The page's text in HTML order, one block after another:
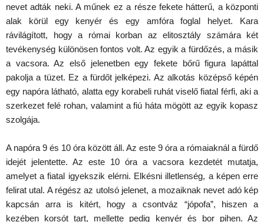
nevet adták neki. A műnek ez a része fekete hátterű, a központi
alak körül egy kenyér és egy amfóra foglal helyet. Kara
rávilágított, hogy a római korban az elitosztály számára két
tevékenység különösen fontos volt. Az egyik a fürdőzés, a másik
a vacsora. Az első jelenetben egy fekete bőrű figura lapáttal
pakolja a tüzet. Ez a fürdőt jelképezi. Az alkotás középső képén
egy napóra látható, alatta egy korabeli ruhát viselő fiatal férfi, aki a
szerkezet felé rohan, valamint a fiú háta mögött az egyik kopasz
szolgája.
A napóra 9 és 10 óra között áll. Az este 9 óra a rómaiaknál a fürdő
idejét jelentette. Az este 10 óra a vacsora kezdetét mutatja,
amelyet a fiatal igyekszik elérni. Elkésni illetlenség, a képen erre
felirat utal. A régész az utolsó jelenet, a mozaiknak nevet adó kép
kapcsán arra is kitért, hogy a csontváz “jópofa”, hiszen a
kezében korsót tart, mellette pedig kenyér és bor pihen. Az